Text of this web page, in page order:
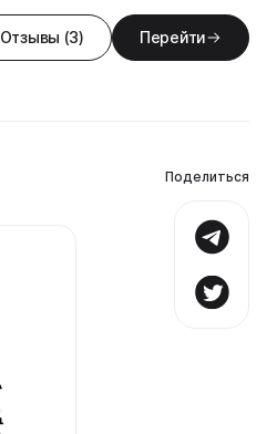
Отзывы (3) Перейти
Поделиться